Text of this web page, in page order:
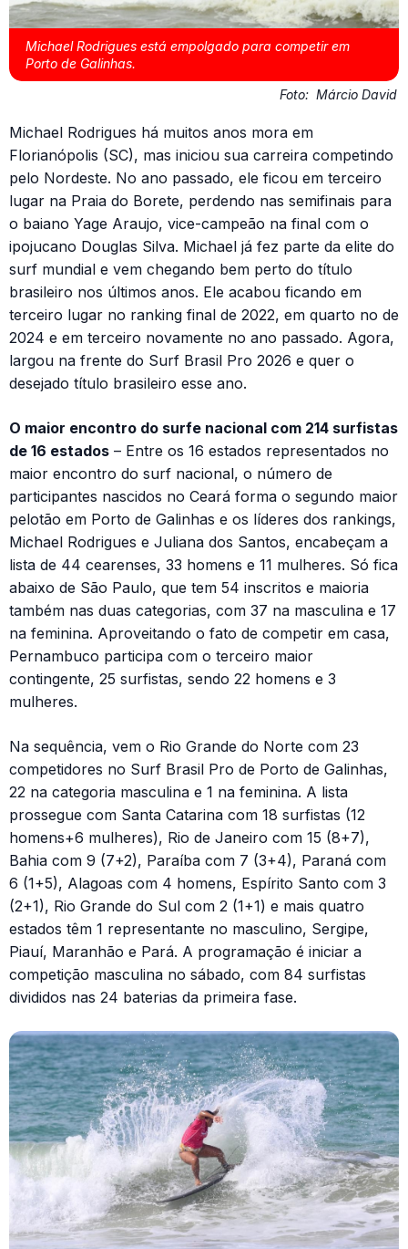
Michael Rodrigues está empolgado para competir em
Porto de Galinhas.
Foto: Márcio David
Michael Rodrigues há muitos anos mora em
Florianópolis (SC), mas iniciou sua carreira competindo
pelo Nordeste. No ano passado, ele ficou em terceiro
lugar na Praia do Borete, perdendo nas semifinais para
o baiano Yage Araujo, vice-campeão na final com o
ipojucano Douglas Silva. Michael já fez parte da elite do
surf mundial e vem chegando bem perto do título
brasileiro nos últimos anos. Ele acabou ficando em
terceiro lugar no ranking final de 2022, em quarto no de
2024 e em terceiro novamente no ano passado. Agora,
largou na frente do Surf Brasil Pro 2026 e quer o
desejado título brasileiro esse ano.
O maior encontro do surfe nacional com 214 surfistas
de 16 estados – Entre os 16 estados representados no
maior encontro do surf nacional, o número de
participantes nascidos no Ceará forma o segundo maior
pelotão em Porto de Galinhas e os líderes dos rankings,
Michael Rodrigues e Juliana dos Santos, encabeçam a
lista de 44 cearenses, 33 homens e 11 mulheres. Só fica
abaixo de São Paulo, que tem 54 inscritos e maioria
também nas duas categorias, com 37 na masculina e 17
na feminina. Aproveitando o fato de competir em casa,
Pernambuco participa com o terceiro maior
contingente, 25 surfistas, sendo 22 homens e 3
mulheres.
Na sequência, vem o Rio Grande do Norte com 23
competidores no Surf Brasil Pro de Porto de Galinhas,
22 na categoria masculina e 1 na feminina. A lista
prossegue com Santa Catarina com 18 surfistas (12
homens+6 mulheres), Rio de Janeiro com 15 (8+7),
Bahia com 9 (7+2), Paraíba com 7 (3+4), Paraná com
6 (1+5), Alagoas com 4 homens, Espírito Santo com 3
(2+1), Rio Grande do Sul com 2 (1+1) e mais quatro
estados têm 1 representante no masculino, Sergipe,
Piauí, Maranhão e Pará. A programação é iniciar a
competição masculina no sábado, com 84 surfistas
divididos nas 24 baterias da primeira fase.